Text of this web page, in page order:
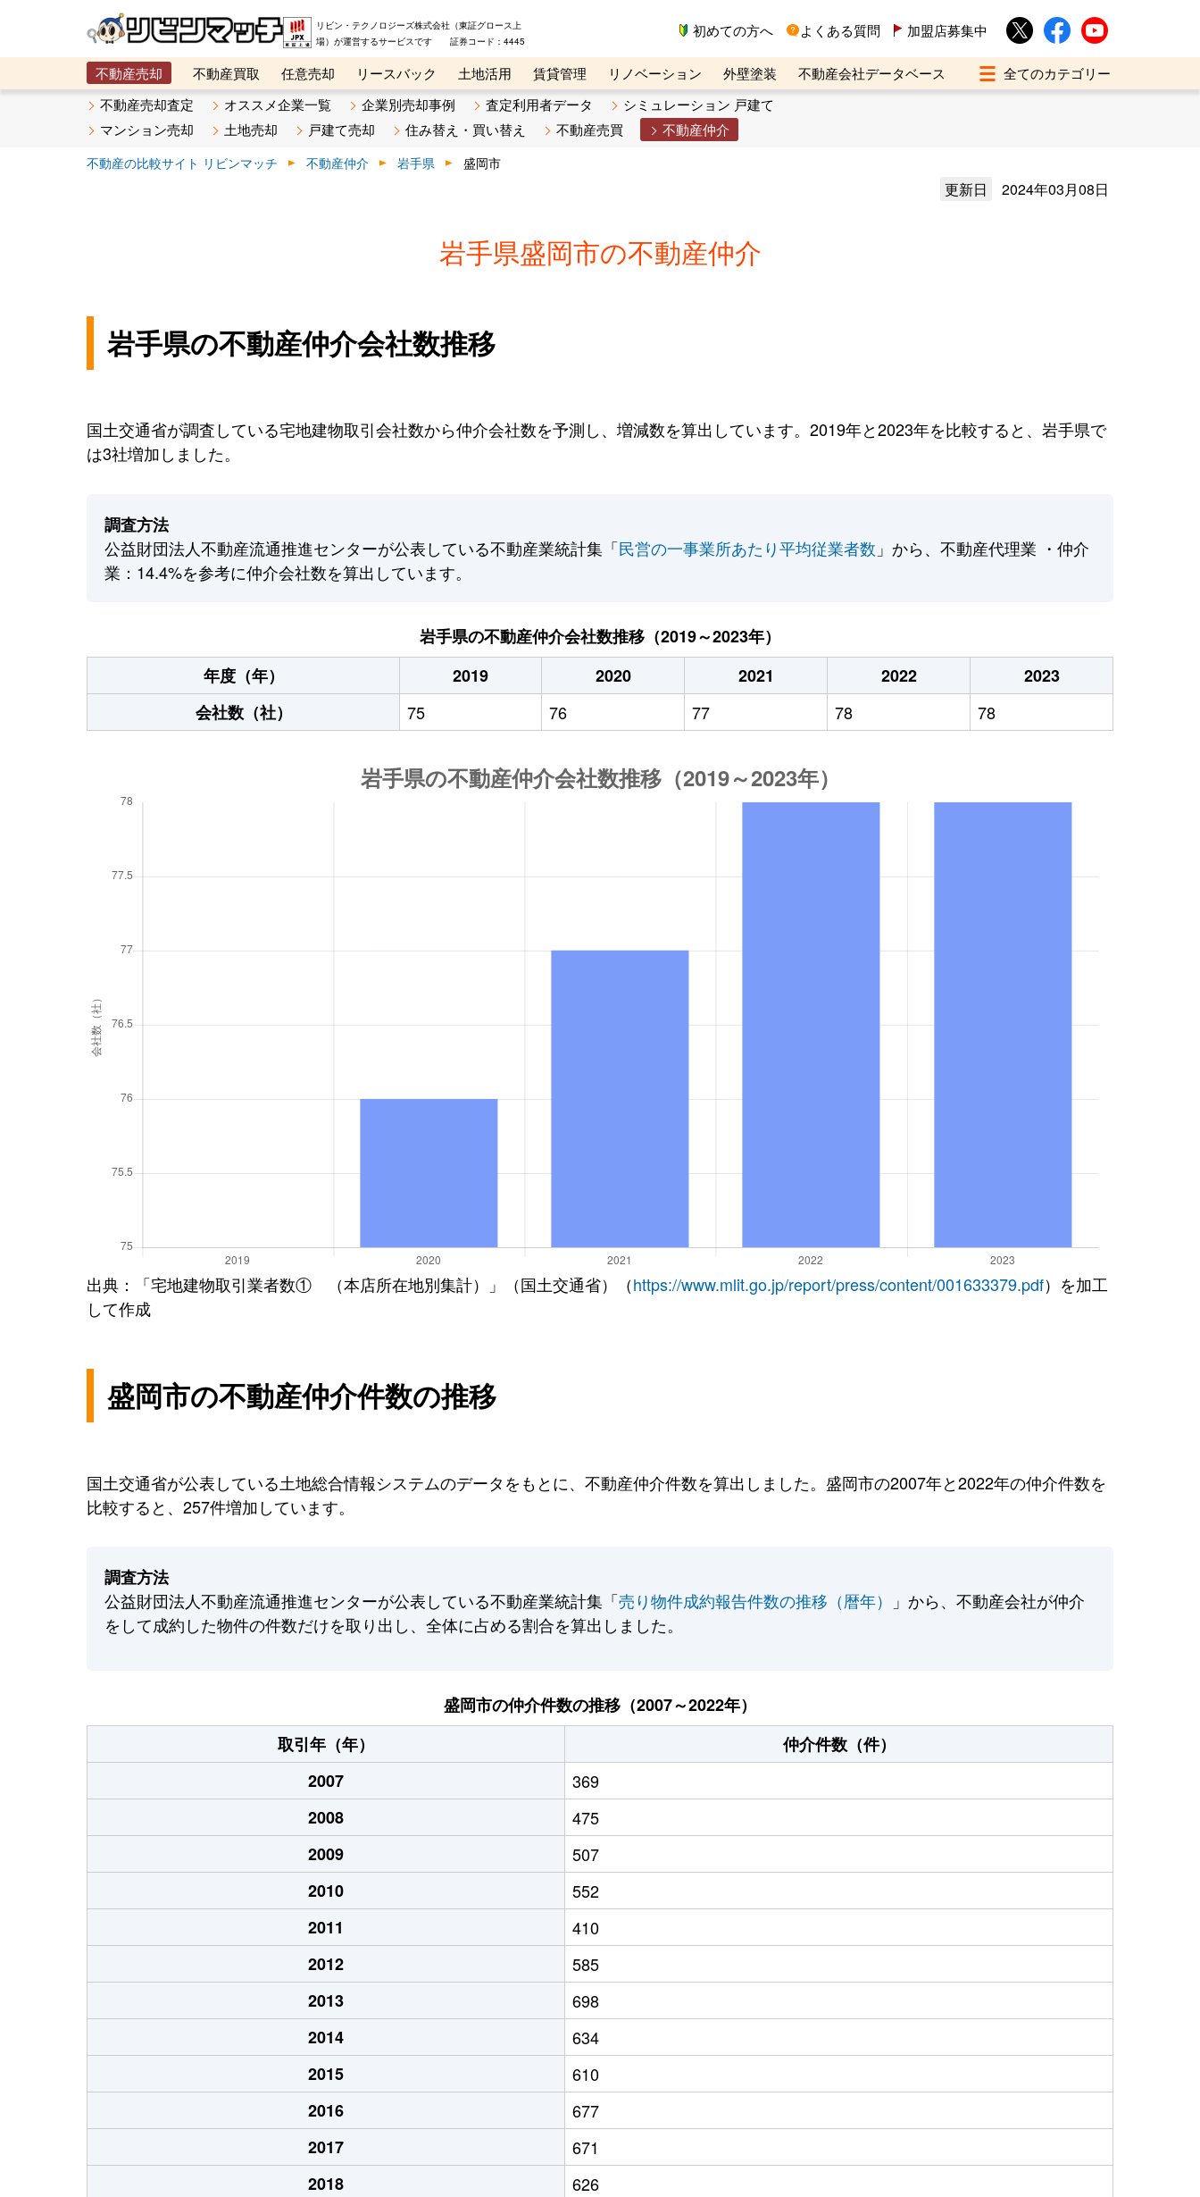
リビン・テクノロジーズ株式会社（東証グロース上
場）が運営するサービスです 証券コード：4445
初めての方へ よくある質問 加盟店募集中
不動産売却 不動産買取 任意売却 リースバック 土地活用 賃貸管理 リノベーション 外壁塗装
不動産会社データベース
メタ住宅展示場
ベスト不動産カンパニー オンライン講座 リビンマガジンBiz 不動産売却ご相談デスク
不動産売却査定 オススメ企業一覧 企業別売却事例 査定利用者データ
シミュレーション 戸建て
マンション売却
土地売却 戸建て売却 住み替え・買い替え 不動産売買 不動産仲介
不動産の比較サイト リビンマッチ 不動産仲介 岩手県 盛岡市
更新日 2024年03月08日
岩手県盛岡市の不動産仲介
岩手県の不動産仲介会社数推移
国土交通省が調査している宅地建物取引会社数から仲介会社数を予測し、増減数を算出しています。2019年と2023年を比較すると、岩手県で
は3社増加しました。
調査方法
公益財団法人不動産流通推進センターが公表している不動産業統計集「民営の一事業所あたり平均従業者数 」から、不動産代理業 ・仲介
業：14.4%を参考に仲介会社数を算出しています。
岩手県の不動産仲介会社数推移（2019～2023年）
年度（年）
2019 2020 2021 2022
2023
会社数（社）
75 76 77 78 78
出典：「宅地建物取引業者数① （本店所在地別集計）」（国土交通省）（https://www.mlit.go.jp/report/press/content/001633379.pdf）を加工
して作成
盛岡市の不動産仲介件数の推移
国土交通省が公表している土地総合情報システムのデータをもとに、不動産仲介件数を算出しました。盛岡市の2007年と2022年の仲介件数を
比較すると、257件増加しています。
調査方法
公益財団法人不動産流通推進センターが公表している不動産業統計集「売り物件成約報告件数の推移（暦年）
」から、不動産会社が仲介
をして成約した物件の件数だけを取り出し、全体に占める割合を算出しました。
盛岡市の仲介件数の推移（2007～2022年）
取引年（年）
仲介件数（件）
2007
369
2008
475
2009
507
2010
552
2011
410
2012
585
2013
698
2014
634
2015
610
2016
677
2017
671
2018
626